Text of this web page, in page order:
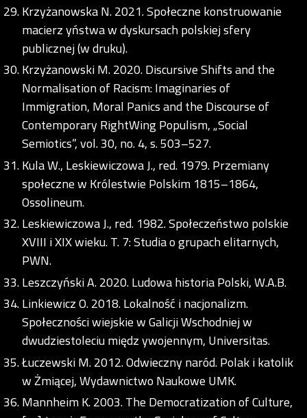
Krzyżanowska N. 2021. Społeczne konstruowanie
macierz yństwa w dyskursach polskiej sfery
publicznej (w druku).
Krzyżanowski M. 2020. Discursive Shifts and the
Normalisation of Racism: Imaginaries of
Immigration, Moral Panics and the Discourse of
Contemporary RightWing Populism, „Social
Semiotics”, vol. 30, no. 4, s. 503–527.
Kula W., Leskiewiczowa J., red. 1979. Przemiany
społeczne w Królestwie Polskim 1815–1864,
Ossolineum.
Leskiewiczowa J., red. 1982. Społeczeństwo polskie
XVIII i XIX wieku. T. 7: Studia o grupach elitarnych,
PWN.
Leszczyński A. 2020. Ludowa historia Polski, W.A.B.
Linkiewicz O. 2018. Lokalność i nacjonalizm.
Społeczności wiejskie w Galicji Wschodniej w
dwudziestoleciu międz ywojennym, Universitas.
Łuczewski M. 2012. Odwieczny naród. Polak i katolik
w Żmiącej, Wydawnictwo Naukowe UMK.
Mannheim K. 2003. The Democratization of Culture,